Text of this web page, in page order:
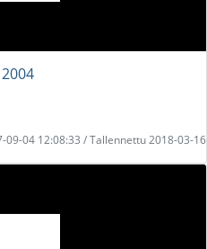
09-04 12:08:33 / Tallennettu 2018-03-16